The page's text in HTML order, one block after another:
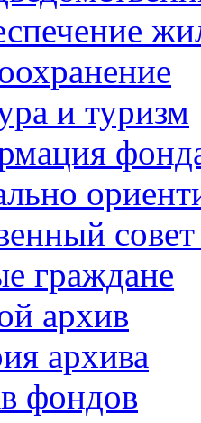
и туризм
граждане
архив
архива
фондов